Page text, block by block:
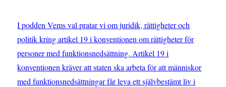
I podden Vems val pratar vi om juridik, rättigheter och
politik kring artikel 19 i konventionen om rättigheter för
personer med funktionsnedsättning. Artikel 19 i
konventionen kräver att staten ska arbeta för att människor
med funktionsnedsättningar får leva ett självbestämt liv i